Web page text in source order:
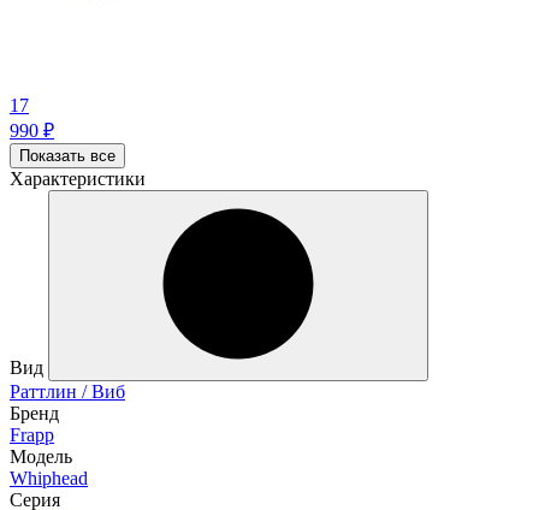
17
990 ₽
Показать все
Характеристики
Вид
Раттлин / Виб
Бренд
Frapp
Модель
Whiphead
Серия